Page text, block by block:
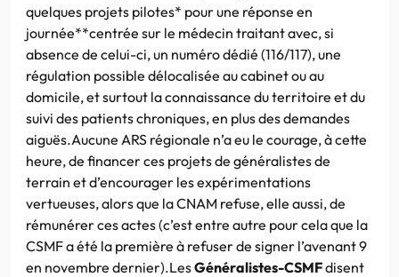
quelques projets pilotes* pour une réponse en
journée**centrée sur le médecin traitant avec, si
absence de celui-ci, un numéro dédié (116/117), une
régulation possible délocalisée au cabinet ou au
domicile, et surtout la connaissance du territoire et du
suivi des patients chroniques, en plus des demandes
aiguës.Aucune ARS régionale n’a eu le courage, à cette
heure, de financer ces projets de généralistes de
terrain et d’encourager les expérimentations
vertueuses, alors que la CNAM refuse, elle aussi, de
rémunérer ces actes (c’est entre autre pour cela que la
CSMF a été la première à refuser de signer l’avenant 9
en novembre dernier).LesGénéralistes-CSMFdisent